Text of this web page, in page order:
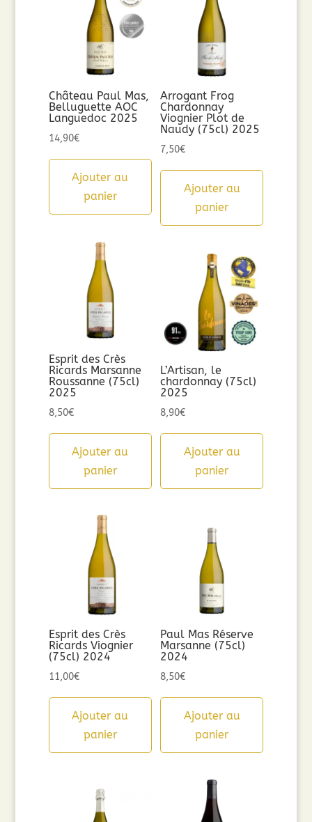
Château Paul Mas,
Belluguette AOC
Languedoc 2025
14,90€
Ajouter au
panier
Arrogant Frog
Chardonnay
Viognier Plot de
Naudy (75cl) 2025
7,50€
Ajouter au
panier
Esprit des Crès
Ricards Marsanne
Roussanne (75cl)
2025
8,50€
Ajouter au
panier
L’Artisan, le
chardonnay (75cl)
2025
8,90€
Ajouter au
panier
Esprit des Crès
Ricards Viognier
(75cl) 2024
11,00€
Ajouter au
panier
Paul Mas Réserve
Marsanne (75cl)
2024
8,50€
Ajouter au
panier